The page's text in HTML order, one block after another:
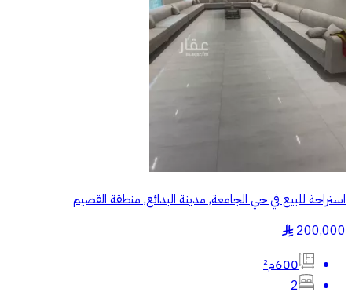
استراحة للبيع في حي الجامعة, مدينة البدائع, منطقة القصيم
200,000
§
600م²
2